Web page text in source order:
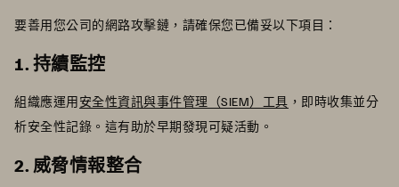
要善用您公司的網路攻擊鏈，請確保您已備妥以下項目：
1. 持續監控
組織應運用安全性資訊與事件管理（SIEM）工具 ，即時收集並分
析安全性記錄。這有助於早期發現可疑活動。
2. 威脅情報整合